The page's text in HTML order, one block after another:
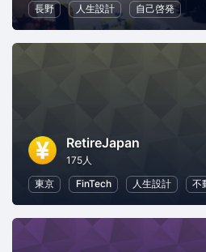
長野
人生設計 自己啓発
RetireJapan
175人
東京
FinTech 人生設計 不